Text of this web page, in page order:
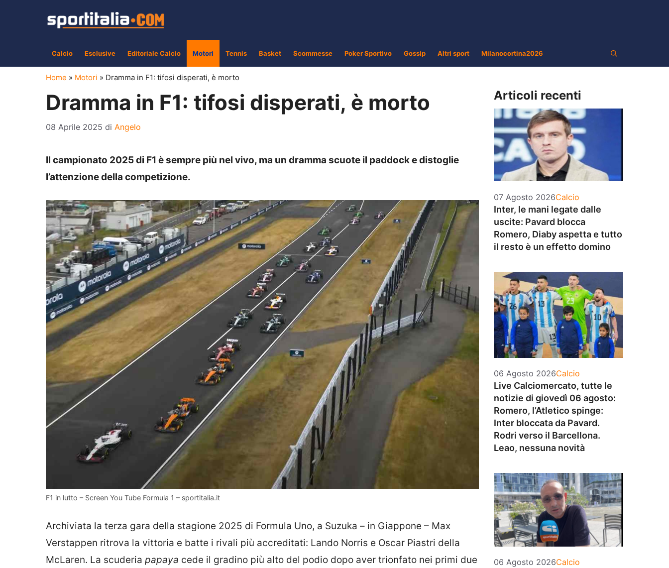
Calcio Esclusive Editoriale Calcio Motori Tennis Basket Scommesse Poker Sportivo Gossip Altri sport Milanocortina2026
Home » Motori » Dramma in F1: tifosi disperati, è morto
Dramma in F1: tifosi disperati, è morto
08 Aprile 2025 di Angelo
Il campionato 2025 di F1 è sempre più nel vivo, ma un dramma scuote il paddock e distoglie
l’attenzione della competizione.
F1 in lutto – Screen You Tube Formula 1 – sportitalia.it
Archiviata la terza gara della stagione 2025 di Formula Uno, a Suzuka – in Giappone – Max
Verstappen ritrova la vittoria e batte i rivali più accreditati: Lando Norris e Oscar Piastri della
McLaren. La scuderia papaya cede il gradino più alto del podio dopo aver trionfato nei primi due
Articoli recenti
07 Agosto 2026Categorie
Calcio
Inter, le mani legate dalle
uscite: Pavard blocca
Romero, Diaby aspetta e tutto
il resto è un effetto domino
06 Agosto 2026Categorie
Calcio
Live Calciomercato, tutte le
notizie di giovedì 06 agosto:
Romero, l’Atletico spinge:
Inter bloccata da Pavard.
Rodri verso il Barcellona.
Leao, nessuna novità
06 Agosto 2026Categorie
Calcio